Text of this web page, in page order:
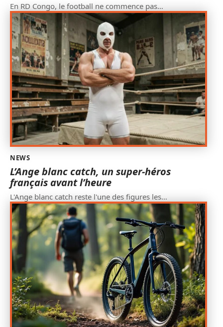
En RD Congo, le football ne commence pas…
NEWS
L’Ange blanc catch, un super-héros
français avant l’heure
L'Ange blanc catch reste l'une des figures les…